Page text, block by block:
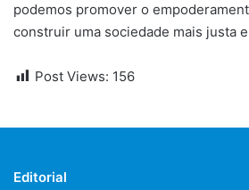
podemos promover o
construir uma sociedade mais justa
Post Views: 156
Editorial